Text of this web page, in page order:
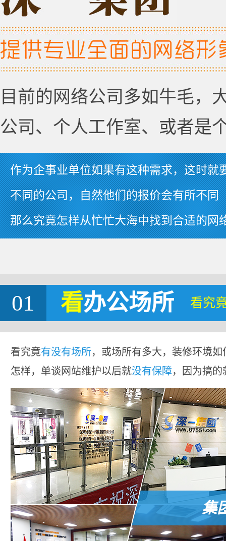
目前的网络公司多如牛毛，
公司、个人工作室、或者是
作为企事业单位如果有这种需求，这时就
不同的公司，自然他们的报价会有所不同
那么究竟怎样从忙忙大海中找到合适的网
01 看办公场所 看究
看究竟有没有场所，或场所有多大，装修环境
怎样，单谈网站维护以后就没有保障，因为搞
集